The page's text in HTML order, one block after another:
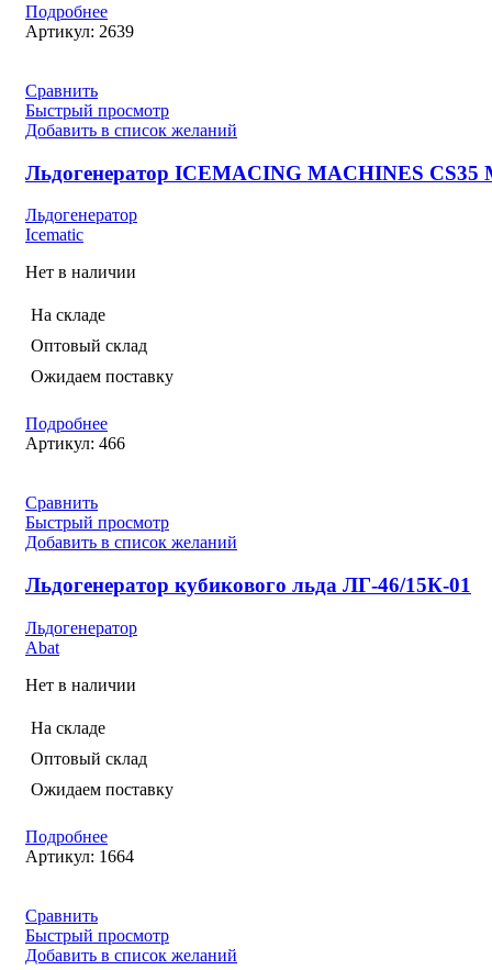
Подробнее
Артикул: 2639
Сравнить
Быстрый просмотр
Добавить в список желаний
Льдогенератор ICEMACING MACHINES CS35
Льдогенератор
Icematic
Нет в наличии
На складе
Оптовый склад
Ожидаем поставку
Подробнее
Артикул: 466
Сравнить
Быстрый просмотр
Добавить в список желаний
Льдогенератор кубикового льда ЛГ-46/15К-01
Льдогенератор
Abat
Нет в наличии
На складе
Оптовый склад
Ожидаем поставку
Подробнее
Артикул: 1664
Сравнить
Быстрый просмотр
Добавить в список желаний